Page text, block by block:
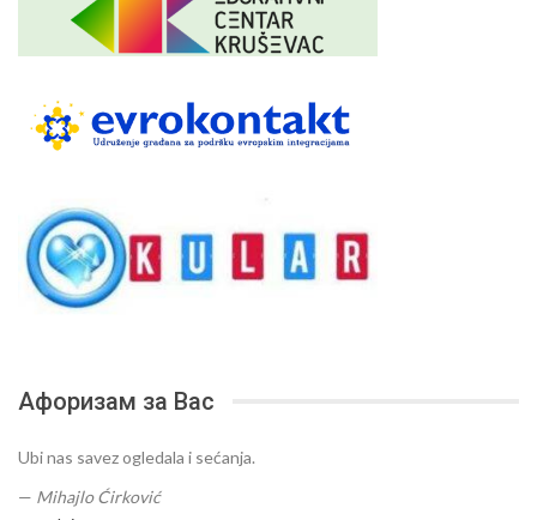
Афоризам за Вас
Ubi nas savez ogledala i sećanja.
— Mihajlo Ćirković